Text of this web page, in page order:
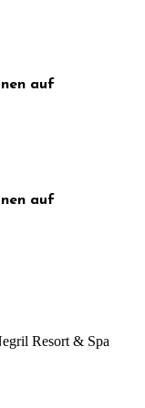
auf
auf
Resort & Spa